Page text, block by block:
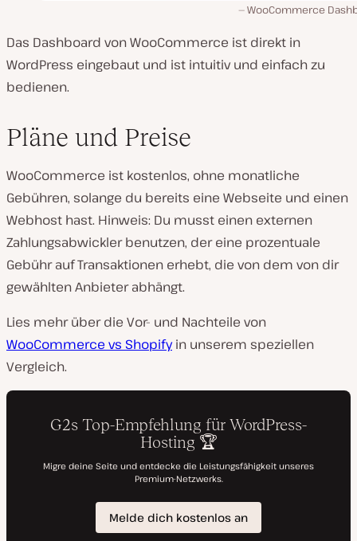
WooCommerce
Das Dashboard von WooCommerce ist direkt in
WordPress eingebaut und ist intuitiv und einfach zu
bedienen.
Pläne und Preise
WooCommerce ist kostenlos, ohne monatliche
Gebühren, solange du bereits eine Webseite und einen
Webhost hast. Hinweis: Du musst einen externen
Zahlungsabwickler benutzen, der eine prozentuale
Gebühr auf Transaktionen erhebt, die von dem von dir
gewählten Anbieter abhängt.
Lies mehr über die Vor- und Nachteile von
WooCommerce vs Shopifyin unserem speziellen
Vergleich.